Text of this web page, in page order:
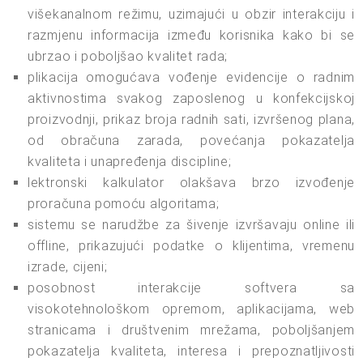
višekanalnom režimu, uzimajući u obzir interakciju i
razmjenu informacija između korisnika kako bi se
ubrzao i poboljšao kvalitet rada;
plikacija omogućava vođenje evidencije o radnim
aktivnostima svakog zaposlenog u konfekcijskoj
proizvodnji, prikaz broja radnih sati, izvršenog plana,
od obračuna zarada, povećanja pokazatelja
kvaliteta i unapređenja discipline;
lektronski kalkulator olakšava brzo izvođenje
proračuna pomoću algoritama;
sistemu se narudžbe za šivenje izvršavaju online ili
offline, prikazujući podatke o klijentima, vremenu
izrade, cijeni;
posobnost interakcije softvera sa
visokotehnološkom opremom, aplikacijama, web
stranicama i društvenim mrežama, poboljšanjem
pokazatelja kvaliteta, interesa i prepoznatljivosti